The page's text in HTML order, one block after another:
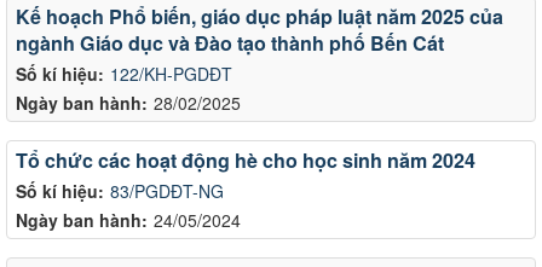
Số kí hiệu: 122/KH-PGDĐT
Ngày ban hành: 28/02/2025
Kế hoạch Phổ biến, giáo dục pháp luật năm 2025 của
ngành Giáo dục và Đào tạo thành phố Bến Cát
Số kí hiệu: 83/PGDĐT-NG
Ngày ban hành: 24/05/2024
Tổ chức các hoạt động hè cho học sinh năm 2024